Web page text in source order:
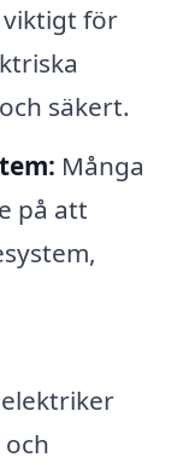
viktigt för
säkert.
Många
på att